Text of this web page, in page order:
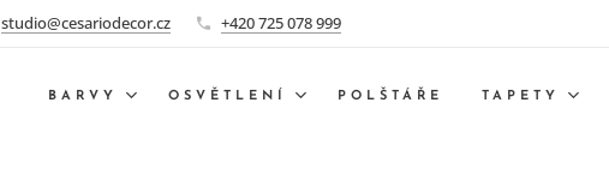
studio@cesariodecor.cz +420 725 078 999
BARVY OSVĚTLENÍ POLŠTÁŘE TAPETY